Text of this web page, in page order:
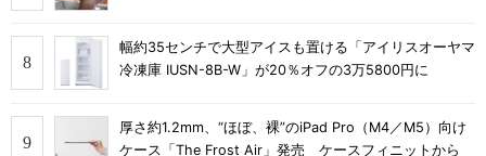
幅約35センチで大型アイスも置ける「アイリスオーヤマ
冷凍庫 IUSN-8B-W」が20％オフの3万5800円に
厚さ約1.2mm、“ほぼ、裸”のiPad Pro（M4／M5）向け
ケース「The Frost Air」発売 ケースフィニットから